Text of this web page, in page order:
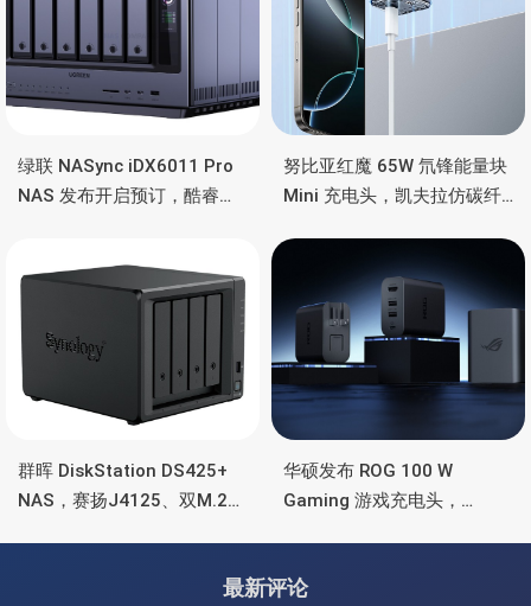
绿联 NASync iDX6011 Pro
NAS 发布开启预订，酷睿
努比亚红魔 65W 氘锋能量块
Mini 充电头，凯夫拉仿碳纤
群晖 DiskStation DS425+
NAS，赛扬J4125、双M.2
华硕发布 ROG 100 W
Gaming 游戏充电头，
最新评论